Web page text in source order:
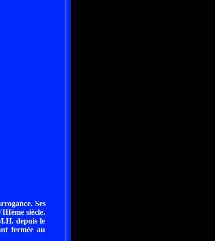
Ses
siècle.
depuis le
fermée au